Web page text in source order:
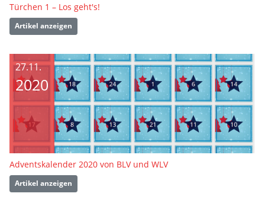
Türchen 1 – Los geht's!
Artikel anzeigen
27.11.
2020
Adventskalender 2020 von BLV und WLV
Artikel anzeigen